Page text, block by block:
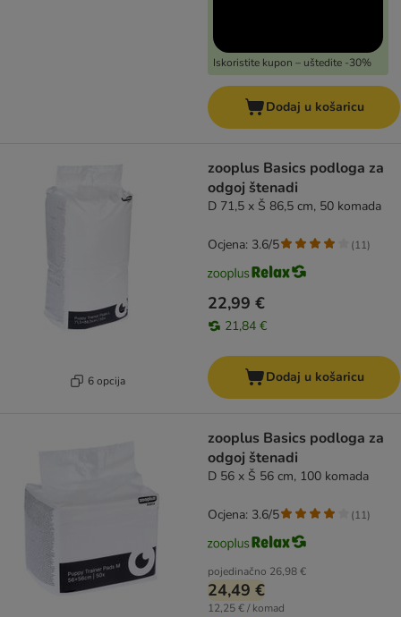
Iskoristite kupon – uštedite -30%
Dodaj u košaricu
6 opcija
zooplus Basics podloga za
odgoj štenadi
D 71,5 x Š 86,5 cm, 50 komada
22,99 €
21,84 €
Ocjena: 3.6/5 (11)
Dodaj u košaricu
zooplus Basics podloga za
odgoj štenadi
D 56 x Š 56 cm, 100 komada
pojedinačno 26,98 €
24,49 €
12,25 € / komad
Ocjena: 3.6/5 (11)